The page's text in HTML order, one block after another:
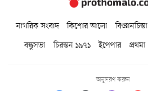
নাগরিক সংবাদ কিশোর আলো বিজ্ঞানচিন্তা
বন্ধুসভা
চিরন্তন ১৯৭১ ইপেপার প্রথমা
অনুসরণ করুন